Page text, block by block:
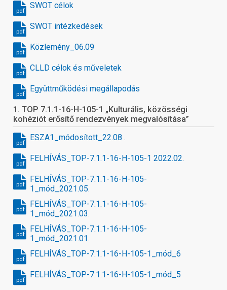
SWOT célok
pdf
SWOT intézkedések
pdf
Közlemény_06.09
pdf
CLLD célok és műveletek
pdf
Együttműködési megállapodás
pdf
1. TOP 7.1.1-16-H-105-1 „Kulturális, közösségi
kohéziót erősítő rendezvények megvalósítása”
ESZA1_módosított_22.08 .
pdf
FELHÍVÁS_TOP-7.1.1-16-H-105-1 2022.02.
pdf
FELHÍVÁS_TOP-7.1.1-16-H-105-
1_mód_2021.05.
pdf
FELHÍVÁS_TOP-7.1.1-16-H-105-
1_mód_2021.03.
pdf
FELHÍVÁS_TOP-7.1.1-16-H-105-
1_mód_2021.01.
pdf
FELHÍVÁS_TOP-7.1.1-16-H-105-1_mód_6
pdf
FELHÍVÁS_TOP-7.1.1-16-H-105-1_mód_5
pdf